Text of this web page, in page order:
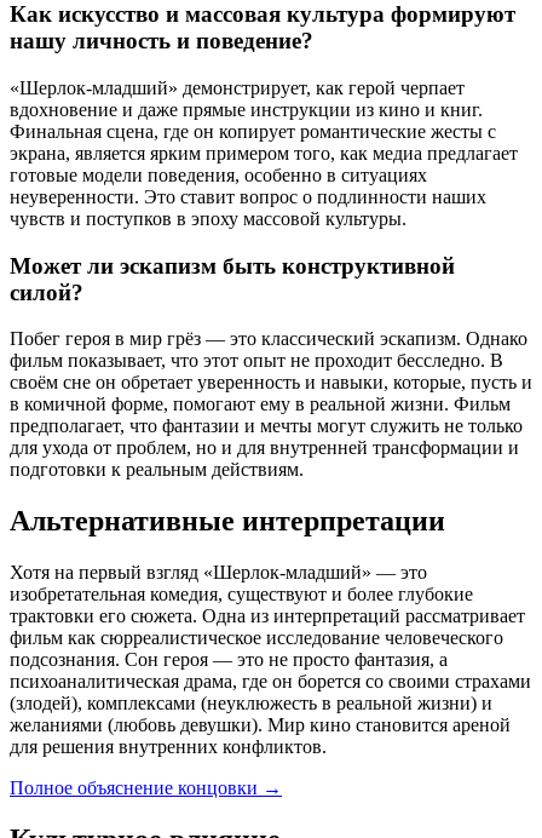
Как искусство и массовая культура формируют
нашу личность и поведение?
«Шерлок-младший» демонстрирует, как герой черпает
вдохновение и даже прямые инструкции из кино и книг.
Финальная сцена, где он копирует романтические жесты с
экрана, является ярким примером того, как медиа предлагает
готовые модели поведения, особенно в ситуациях
неуверенности. Это ставит вопрос о подлинности наших
чувств и поступков в эпоху массовой культуры.
Может ли эскапизм быть конструктивной
силой?
Побег героя в мир грёз — это классический эскапизм. Однако
фильм показывает, что этот опыт не проходит бесследно. В
своём сне он обретает уверенность и навыки, которые, пусть и
в комичной форме, помогают ему в реальной жизни. Фильм
предполагает, что фантазии и мечты могут служить не только
для ухода от проблем, но и для внутренней трансформации и
подготовки к реальным действиям.
Альтернативные интерпретации
Хотя на первый взгляд «Шерлок-младший» — это
изобретательная комедия, существуют и более глубокие
трактовки его сюжета. Одна из интерпретаций рассматривает
фильм как сюрреалистическое исследование человеческого
подсознания. Сон героя — это не просто фантазия, а
психоаналитическая драма, где он борется со своими страхами
(злодей), комплексами (неуклюжесть в реальной жизни) и
желаниями (любовь девушки). Мир кино становится ареной
для решения внутренних конфликтов.
Полное объяснение концовки →